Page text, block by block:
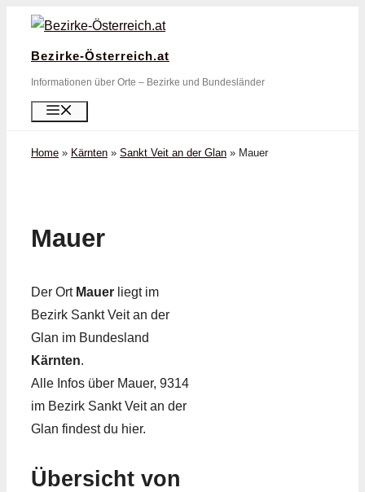
Zum
springen
Bezirke-Österreich.at
Informationen über Orte – Bezirke und Bundesländer
Home » Kärnten » Sankt Veit an der Glan » Mauer
Mauer
Der Ort Mauer liegt im
Bezirk Sankt Veit an der
Glan im Bundesland
Kärnten.
Alle Infos über Mauer, 9314
im Bezirk Sankt Veit an der
Glan findest du hier.
Übersicht von